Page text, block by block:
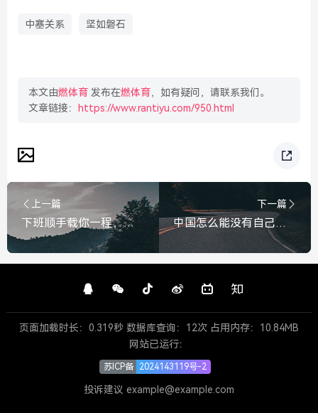
中塞关系 坚如磐石
本文由燃体育 发布在燃体育，如有疑问，请联系我们。
文章链接：
https://www.rantiyu.com/950.html
上一篇
下班顺手载你一程，代价竟是18万赔偿？这堂职场人情课太痛，下班顺路载同事竟赔18万，这堂职场课太痛
下一篇
中国怎么能没有自己的CPU呢？——大国重器，岂能受制于人，中国CPU突围，大国重器，岂能受制于人
页面加载时长：0.319秒 数据库查询：12次 占用内存：10.84MB
网站已运行：
苏ICP备 2024143119号-2
投诉建议 example@example.com